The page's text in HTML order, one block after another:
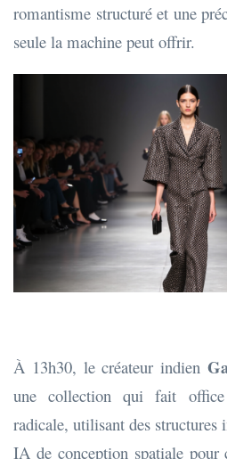
romantisme structuré et une
seule la machine peut offrir.
À 13h30, le créateur indien
une collection qui fait office
radicale, utilisant des structures
IA de conception spatiale pour